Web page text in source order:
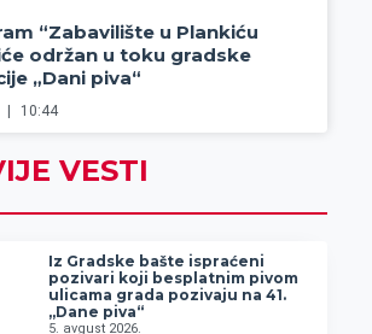
“Zabavilište u Plankiću
održan u toku gradske
„Dani piva“
10:44
VESTI
Iz Gradske bašte ispraćeni
pozivari koji besplatnim pivom
ulicama grada pozivaju na 41.
„Dane piva“
5. avgust 2026.